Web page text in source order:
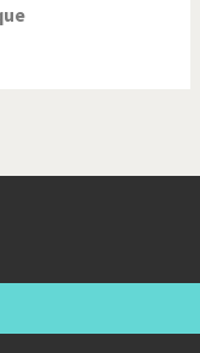
de Higgs